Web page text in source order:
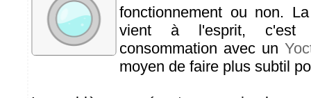
fonctionnement ou non.
vient à l'esprit, c'est
consommation avec un
moyen de faire plus subtil